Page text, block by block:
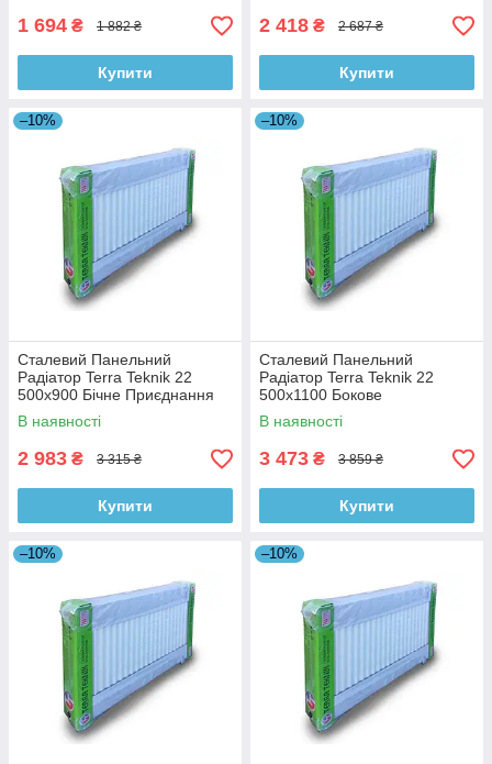
1 694 ₴ 1 882 ₴
Купити
2 418 ₴ 2 687 ₴
Купити
–10%
Сталевий Панельний
Радіатор Terra Teknik 22
500x900 Бічне Приєднання
В наявності
2 983 ₴ 3 315 ₴
Купити
–10%
Сталевий Панельний
Радіатор Terra Teknik 22
500x1100 Бокове
Підключення
В наявності
3 473 ₴ 3 859 ₴
Купити
–10% –10%